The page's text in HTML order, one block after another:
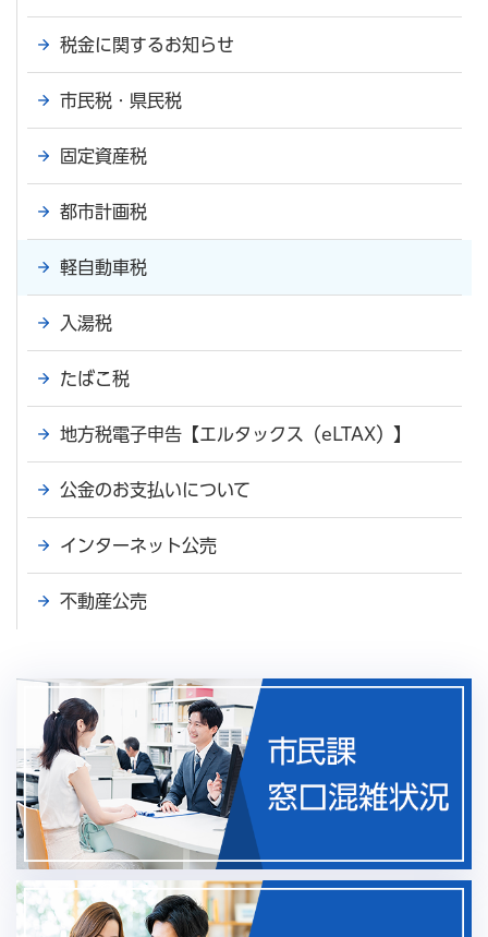
税金に関するお知らせ
市民税・県民税
固定資産税
都市計画税
軽自動車税
入湯税
たばこ税
地方税電子申告【エルタックス（eLTAX）】
公金のお支払いについて
インターネット公売
不動産公売